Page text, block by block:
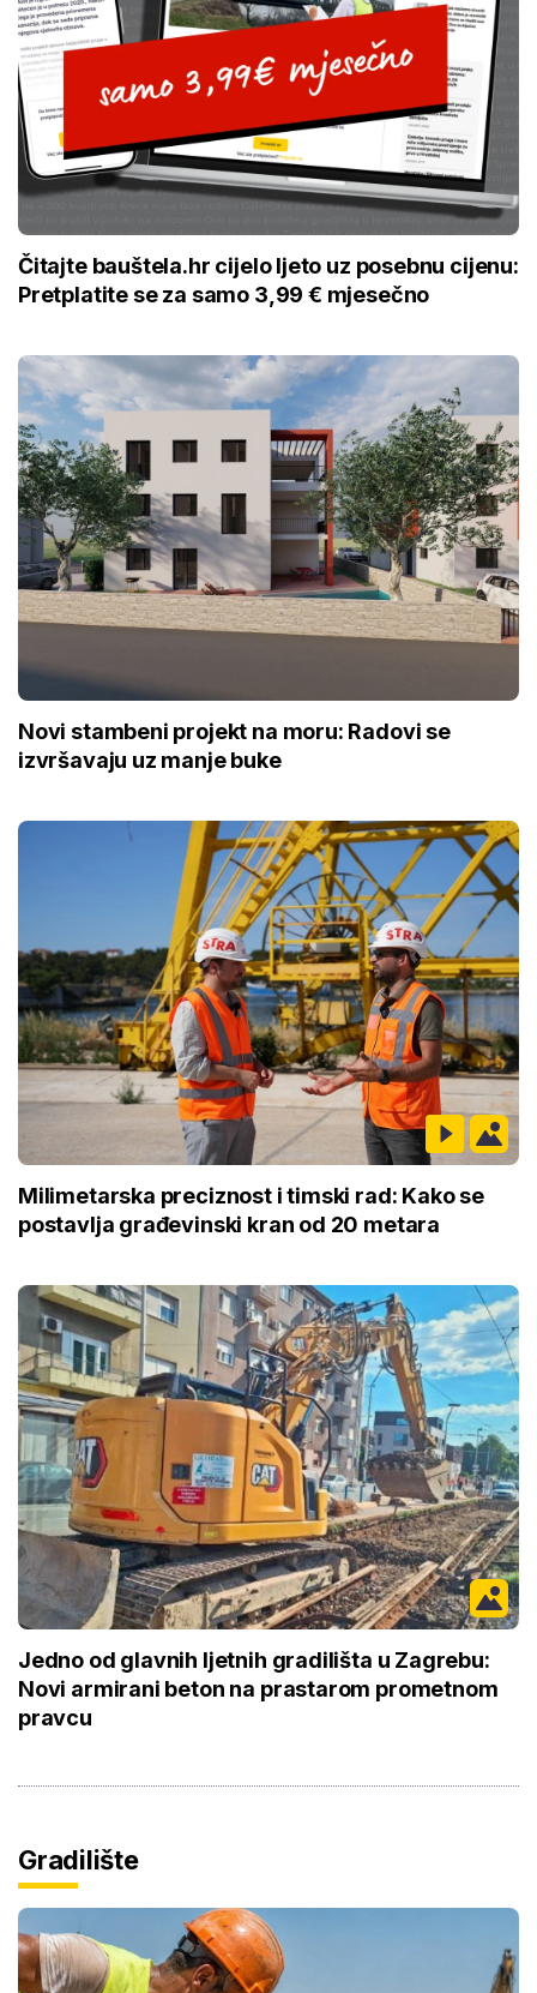
Čitajte bauštela.hr cijelo ljeto uz posebnu cijenu:
Pretplatite se za samo 3,99 € mjesečno
Novi stambeni projekt na moru: Radovi se
izvršavaju uz manje buke
Milimetarska preciznost i timski rad: Kako se
postavlja građevinski kran od 20 metara
Jedno od glavnih ljetnih gradilišta u Zagrebu:
Novi armirani beton na prastarom prometnom
pravcu
Gradilište